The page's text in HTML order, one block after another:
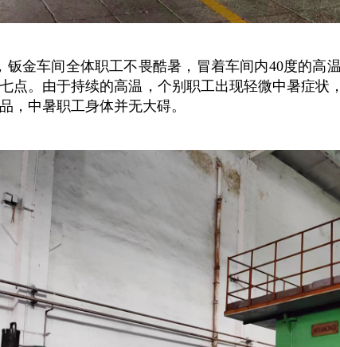
金车间全体职工不畏酷暑，冒着车间内40度的高
点。由于持续的高温，个别职工出现轻微中暑症状
，中暑职工身体并无大碍。